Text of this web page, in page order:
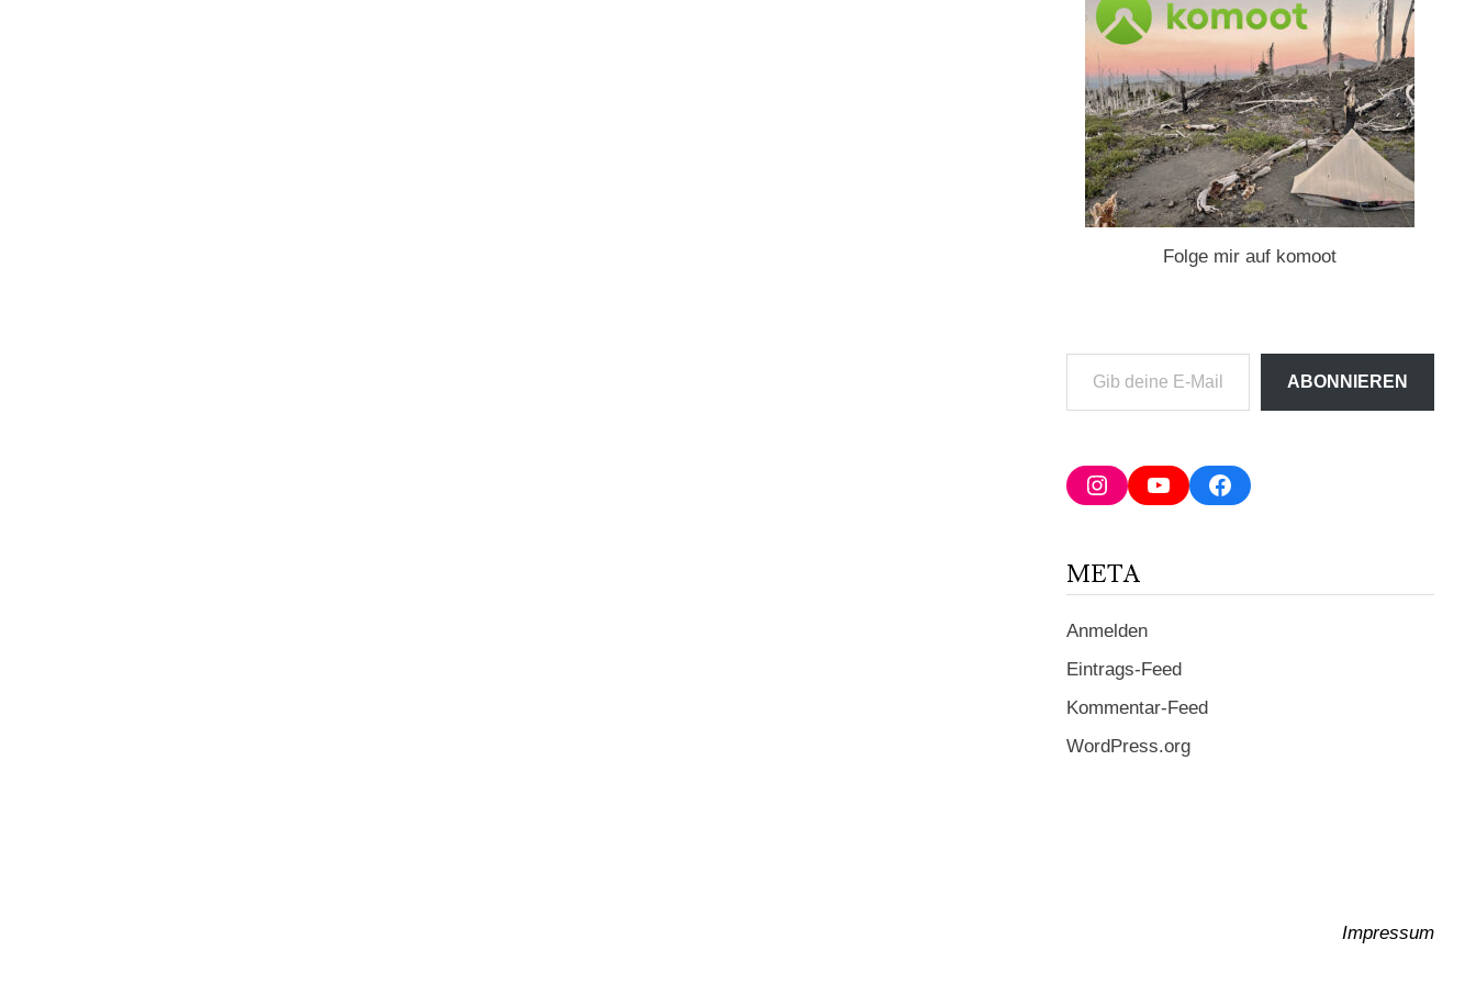
Folge mir auf komoot
deine
Adresse
ein ...
ABONNIEREN
InstagramYouTubeFacebook
META
Anmelden
Eintrags-Feed
Kommentar-Feed
WordPress.org
Impressum